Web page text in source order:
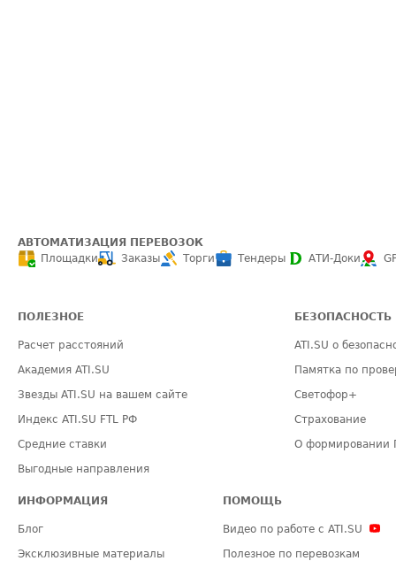
АВТОМАТИЗАЦИЯ ПЕРЕВОЗОК
Площадки
Заказы Торги Тендеры АТИ-Доки
ПОЛЕЗНОЕ
Расчет расстояний
Академия ATI.SU
Звезды ATI.SU на вашем сайте
Индекс ATI.SU FTL РФ
Средние ставки
Выгодные направления
БЕЗОПАСНОСТЬ
ATI.SU о
Памятка по
Светофор+
Страхование
О формировании
ИНФОРМАЦИЯ
Блог
Эксклюзивные материалы
ПОМОЩЬ
Видео по работе с ATI.SU
Полезное по перевозкам